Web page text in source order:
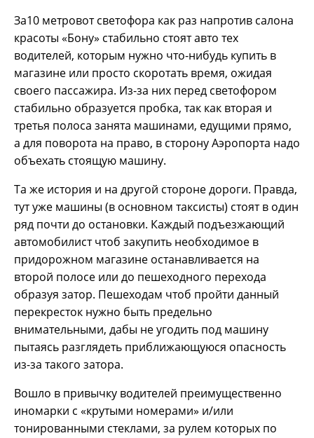
За10 метровот светофора как раз напротив салона
красоты «Бону» стабильно стоят авто тех
водителей, которым нужно что-нибудь купить в
магазине или просто скоротать время, ожидая
своего пассажира. Из-за них перед светофором
стабильно образуется пробка, так как вторая и
третья полоса занята машинами, едущими прямо,
а для поворота на право, в сторону Аэропорта надо
объехать стоящую машину.
Та же история и на другой стороне дороги. Правда,
тут уже машины (в основном таксисты) стоят в один
ряд почти до остановки. Каждый подъезжающий
автомобилист чтоб закупить необходимое в
придорожном магазине останавливается на
второй полосе или до пешеходного перехода
образуя затор. Пешеходам чтоб пройти данный
перекресток нужно быть предельно
внимательными, дабы не угодить под машину
пытаясь разглядеть приближающуюся опасность
из-за такого затора.
Вошло в привычку водителей преимущественно
иномарки с «крутыми номерами» и/или
тонированными стеклами, за рулем которых по